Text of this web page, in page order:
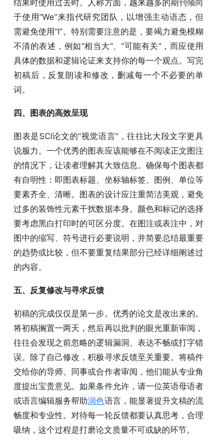
结果时使用过去时。人称方面，越来越多的期刊倾向
于使用“We”来指代研究团队，以增强主动语态，但
需避免使用“I”。特别需要注意的是，要竭力避免模糊
不清的表述，例如“相当大”、“可能有关”，而应使用
具体的数据和逻辑论证来支持你的每一个观点。写完
初稿后，反复朗读和修改，删减每一个不必要的单
词。
四、图表的高效呈现
图表是SCI论文的“视觉语言”，往往比大段文字更具
说服力。一个优秀的图表应该能够在不阅读正文图注
的情况下，让读者理解其大致信息。确保每个图表都
有自明性：即图表标题、坐标轴标签、图例、单位等
要素齐全、清晰。图表的设计应注重简洁美观，避免
过多的装饰性元素干扰数据本身。颜色和标记的选择
要考虑黑白打印时的可区分度。在图注或表注中，对
图中的缩写、符号进行必要说明，并简要总结最重要
的趋势或比较，但不要重复结果部分已经详细阐述过
的内容。
五、反复修改与寻求反馈
初稿的完成仅仅是第一步。优秀的论文是改出来的。
将初稿搁置一两天，然后再以批判的眼光重新审阅，
往往会发现之前忽略的逻辑漏洞、表达不畅或打字错
误。除了自己修改，积极寻求反馈至关重要。将稿件
交给你的导师、同事或合作者审阅，他们能从专业角
度提出宝贵意见。如果条件允许，请一位英语母语者
或语言编辑服务帮助润色语言，能显著提升文稿的流
畅度和专业性。对待每一轮反馈都要认真思考，合理
吸纳，这个过程是打磨论文质量不可或缺的环节。